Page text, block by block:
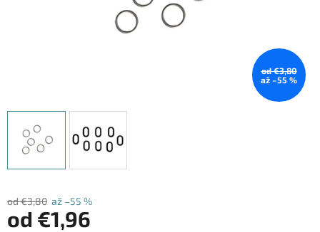
od €3,80
až –55 %
od €3,80 až –55 %
od €1,96